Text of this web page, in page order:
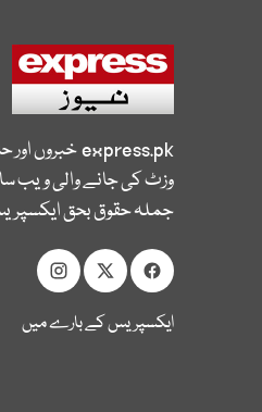
express.pkخبروں
وزٹ کی جانے والی ویب
جملہ حقوق بحق
ایکسپریس کے بارے میں